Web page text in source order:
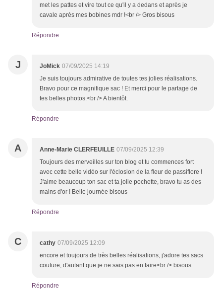
met les pattes et vire tout ce qu'il y a dedans et après je
cavale après mes bobines mdr !<br /> Gros bisous
Répondre
J JoMick 07/09/2025 14:19
Je suis toujours admirative de toutes tes jolies réalisations.
Bravo pour ce magnifique sac ! Et merci pour le partage de
tes belles photos.<br /> A bientôt.
Répondre
A Anne-Marie CLERFEUILLE 07/09/2025 12:39
Toujours des merveilles sur ton blog et tu commences fort
avec cette belle vidéo sur l'éclosion de la fleur de passiflore !
J'aime beaucoup ton sac et ta jolie pochette, bravo tu as des
mains d'or ! Belle journée bisous
Répondre
C cathy 07/09/2025 12:09
encore et toujours de très belles réalisations, j'adore tes sacs
couture, d'autant que je ne sais pas en faire<br /> bisous
Répondre